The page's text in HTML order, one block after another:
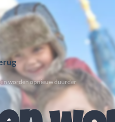
worden opnieuw duurder